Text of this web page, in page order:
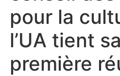
pour la
l’UA tient sa
première